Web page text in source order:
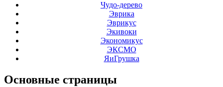
Чудо-дерево
Эврика
Эврикус
Экивоки
Экономикус
ЭКСМО
ЯиГрушка
Основные страницы